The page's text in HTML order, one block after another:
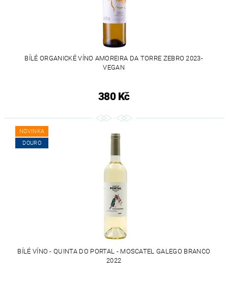
BÍLÉ ORGANICKÉ VÍNO AMOREIRA DA TORRE ZEBRO 2023-
VEGAN
380 Kč
NOVINKA
DOURO
BÍLÉ VÍNO - QUINTA DO PORTAL - MOSCATEL GALEGO BRANCO
2022